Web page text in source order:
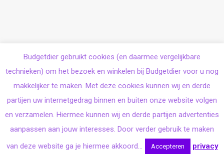
Budgetdier gebruikt cookies (en daarmee vergelijkbare
technieken) om het bezoek en winkelen bij Budgetdier voor u nog
makkelijker te maken. Met deze cookies kunnen wij en derde
partijen uw internetgedrag binnen en buiten onze website volgen
en verzamelen. Hiermee kunnen wij en derde partijen advertenties
aanpassen aan jouw interesses. Door verder gebruik te maken
van deze website ga je hiermee akkoord...
Accepteren privacy